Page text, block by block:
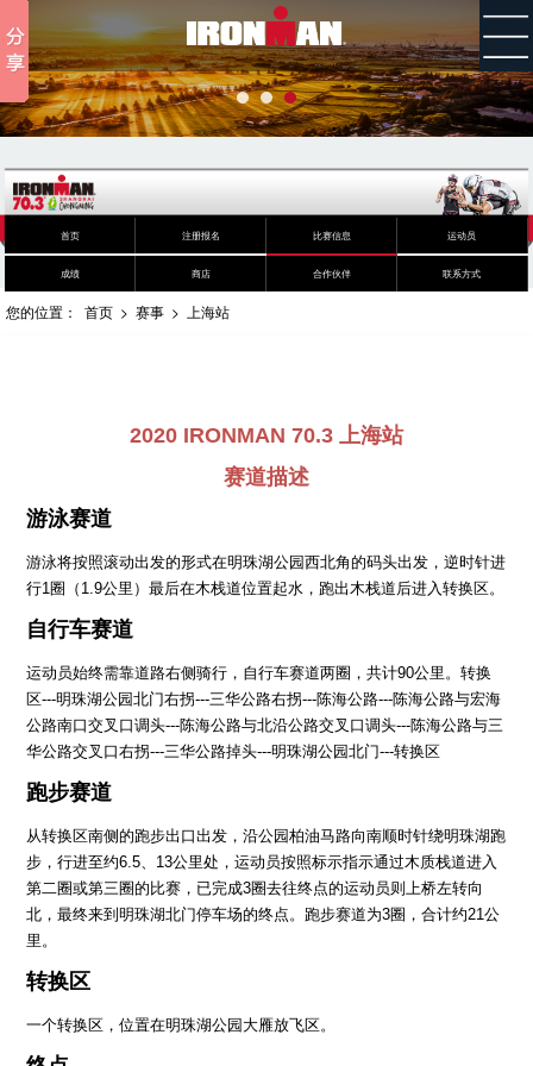
首页 注册报名 比赛信息 运动员
成绩 商店 合作伙伴 联系方式
您的位置： 首页 > 赛事 > 上海站
2020 IRONMAN 70.3 上海站
赛道描述
游泳赛道
游泳将按照滚动出发的形式在明珠湖公园西北角的码头出发，逆时针进
行1圈（1.9公里）最后在木栈道位置起水，跑出木栈道后进入转换区。
自行车赛道
运动员始终需靠道路右侧骑行，自行车赛道两圈，共计90公里。转换
区---明珠湖公园北门右拐---三华公路右拐---陈海公路---陈海公路与宏海
公路南口交叉口调头---陈海公路与北沿公路交叉口调头---陈海公路与三
华公路交叉口右拐---三华公路掉头---明珠湖公园北门---转换区
跑步赛道
从转换区南侧的跑步出口出发，沿公园柏油马路向南顺时针绕明珠湖跑
步，行进至约6.5、13公里处，运动员按照标示指示通过木质栈道进入
第二圈或第三圈的比赛，已完成3圈去往终点的运动员则上桥左转向
北，最终来到明珠湖北门停车场的终点。跑步赛道为3圈，合计约21公
里。
转换区
一个转换区，位置在明珠湖公园大雁放飞区。